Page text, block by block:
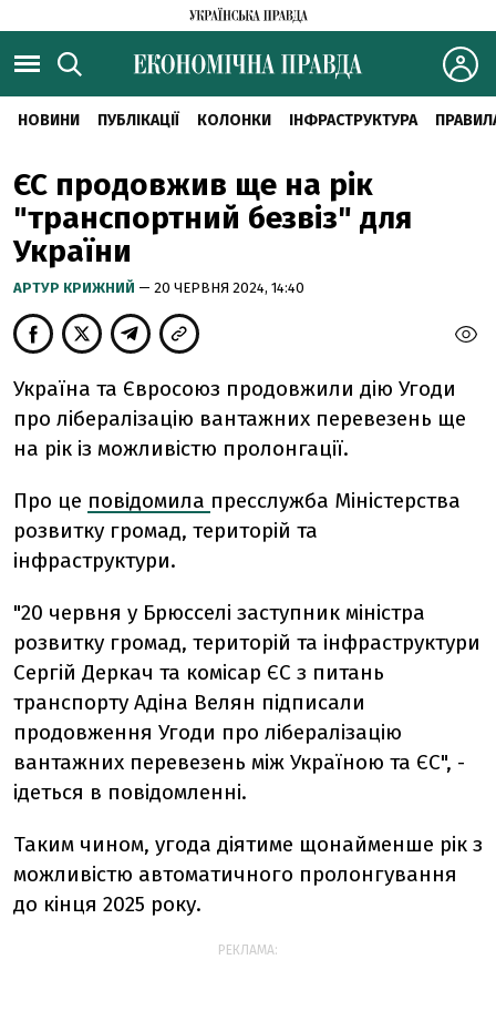
НОВИНИ ПУБЛІКАЦІЇ КОЛОНКИ ІНФРАСТРУКТУРА
ЄС продовжив ще на рік
"транспортний безвіз" для
України
АРТУР КРИЖНИЙ — 20 ЧЕРВНЯ 2024, 14:40
Україна та Євросоюз продовжили дію Угоди
про лібералізацію вантажних перевезень ще
на рік із можливістю пролонгації.
Про це повідомила пресслужба Міністерства
розвитку громад, територій та
інфраструктури.
"20 червня у Брюсселі заступник міністра
розвитку громад, територій та інфраструктури
Сергій Деркач та комісар ЄС з питань
транспорту Адіна Велян підписали
продовження Угоди про лібералізацію
вантажних перевезень між Україною та ЄС", -
ідеться в повідомленні.
Таким чином, угода діятиме щонайменше рік з
можливістю автоматичного пролонгування
до кінця 2025 року.
РЕКЛАМА: